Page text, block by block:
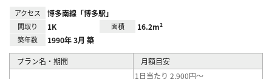
アクセス 博多南線「博多駅」
間取り 1K 面積 16.2m²
築年数 1990年 3月 築
プラン名・期間 月額目安
1日当たり 2,900円～